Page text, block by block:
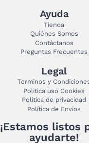
página
de
producto
Ayuda
Tienda
Quiénes Somos
Contáctanos
Preguntas Frecuentes
Legal
Terminos y
Politica uso Cookies
Política de privacidad
Política de Envíos
¡Estamos listos
ayudarte!